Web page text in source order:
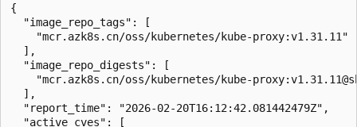
{
  "image_repo_tags": [
    "mcr.azk8s.cn/oss/kubernetes/kube-proxy:v1.31.11"
  ],
  "image_repo_digests": [
"mcr.azk8s.cn/oss/kubernetes/kube-
  ],
  "report_time": "2026-02-20T16:12:42.081442479Z",
  "active_cves": [